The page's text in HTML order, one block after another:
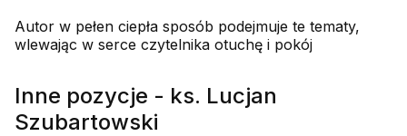
Autor w pełen ciepła sposób podejmuje te tematy,
wlewając w serce czytelnika otuchę i pokój
Inne pozycje - ks. Lucjan
Szubartowski